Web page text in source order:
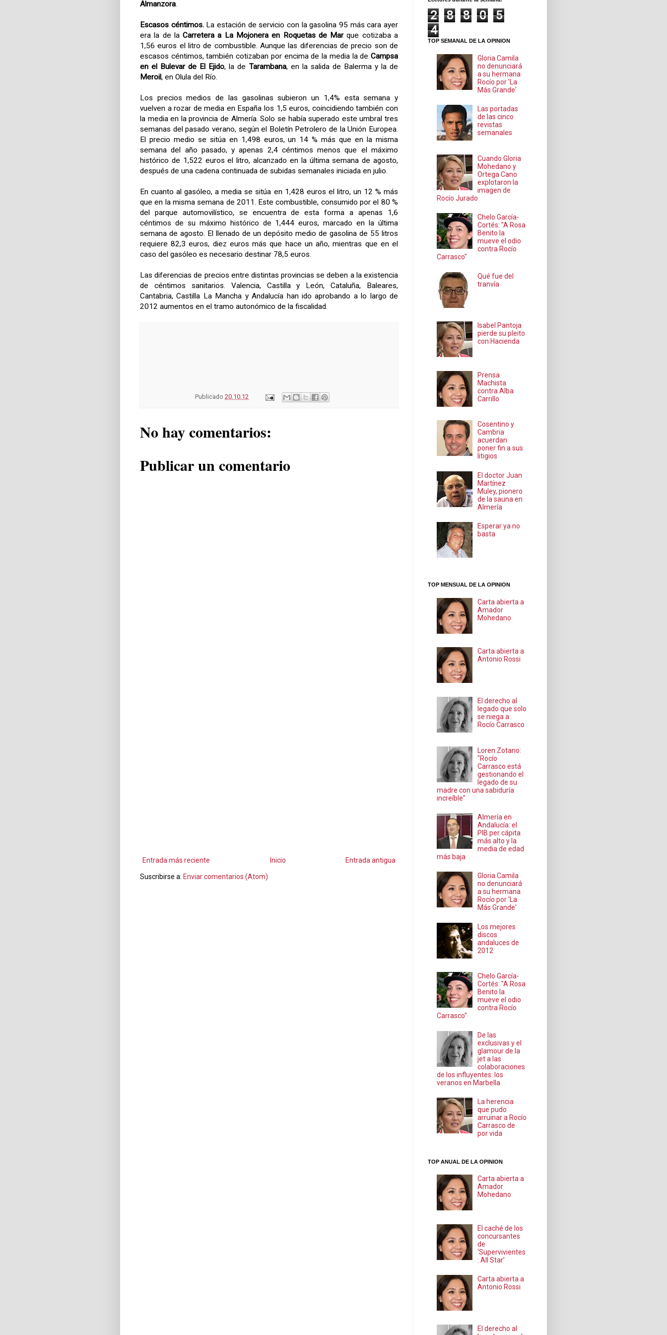
Almanzora.
Escasos céntimos. La estación de servicio con la gasolina 95 más cara ayer
era la de laCarretera a La Mojonera en Roquetas de Marque cotizaba a
1,56 euros el litro de combustible. Aunque las diferencias de precio son de
escasos céntimos, también cotizaban por encima de la media la de Campsa
en el Bulevar de El Ejido, la de Tarambana, en la salida de Balerma y la de
Meroil, en Olula del Río.
Los precios medios de las gasolinas subieron un 1,4% esta semana y
vuelven a rozar de media en España los 1,5 euros, coincidiendo también con
la media en la provincia de Almería. Solo se había superado este umbral tres
semanas del pasado verano, según el Boletín Petrolero de la Unión Europea.
El precio medio se sitúa en 1,498 euros, un 14 % más que en la misma
semana del año pasado, y apenas 2,4 céntimos menos que el máximo
histórico de 1,522 euros el litro, alcanzado en la última semana de agosto,
después de una cadena continuada de subidas semanales iniciada en julio.
En cuanto al gasóleo, a media se sitúa en 1,428 euros el litro, un 12 % más
que en la misma semana de 2011. Este combustible, consumido por el 80 %
del parque automovilístico, se encuentra de esta forma a apenas 1,6
céntimos de su máximo histórico de 1,444 euros, marcado en la última
semana de agosto. El llenado de un depósito medio de gasolina de 55 litros
requiere 82,3 euros, diez euros más que hace un año, mientras que en el
caso del gasóleo es necesario destinar 78,5 euros.
Las diferencias de precios entre distintas provincias se deben a la existencia
de céntimos sanitarios. Valencia, Castilla y León, Cataluña, Baleares,
Cantabria, Castilla La Mancha y Andalucía han ido aprobando a lo largo de
2012 aumentos en el tramo autonómico de la fiscalidad.
Publicado 20.10.12
No hay comentarios:
Publicar un comentario
Entrada más reciente Entrada antigua
Inicio
Suscribirse a: Enviar comentarios (Atom)
2 8 8 0
5
4
TOP SEMANAL DE LA OPINION
Gloria Camila
no denunciará
a su hermana
Rocío por 'La
Más Grande'
Las portadas
de las cinco
revistas
semanales
Cuando Gloria
Mohedano y
Ortega Cano
explotaron la
imagen de
Rocío Jurado
Chelo García-
Cortés: "A Rosa
Benito la
mueve el odio
contra Rocío
Carrasco"
Qué fue del
tranvía
Isabel Pantoja
pierde su pleito
con Hacienda
Prensa
Machista
contra Alba
Carrillo
Cosentino y
Cambria
acuerdan
poner fin a sus
litigios
El doctor Juan
Martínez
Muley, pionero
de la sauna en
Almería
Esperar ya no
basta
TOP MENSUAL DE LA OPINION
Carta abierta a
Amador
Mohedano
Carta abierta a
Antonio Rossi
El derecho al
legado que solo
se niega a
Rocío Carrasco
Loren Zotano:
"Rocío
Carrasco está
gestionando el
legado de su
madre con una sabiduría
increíble"
Almería en
Andalucía: el
PIB per cápita
más alto y la
media de edad
más baja
Gloria Camila
no denunciará
a su hermana
Rocío por 'La
Más Grande'
Los mejores
discos
andaluces de
2012
Chelo García-
Cortés: "A Rosa
Benito la
mueve el odio
contra Rocío
Carrasco"
De las
exclusivas y el
glamour de la
jet a las
colaboraciones
de los influyentes: los
veranos en Marbella
La herencia
que pudo
arruinar a Rocío
Carrasco de
por vida
TOP ANUAL DE LA OPINION
Carta abierta a
Amador
Mohedano
El caché de los
concursantes
de
‘Supervivientes
: All Star’
Carta abierta a
Antonio Rossi
El derecho al